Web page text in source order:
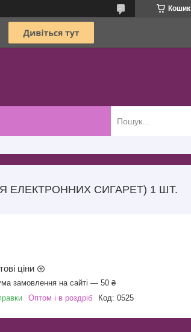
Кошик
ЕЛЕКТРОННИХ СИГАРЕТ) 1 ШТ.
ціни
замовлення на сайті — 50 ₴
Оптом і в роздріб Код: 0525